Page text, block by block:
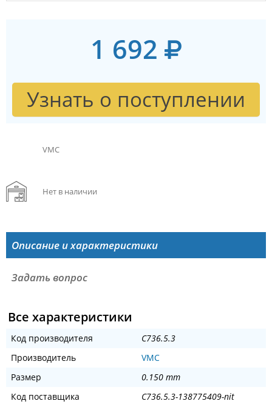
1 692
Узнать о поступлении
VMC
Нет в наличии
Описание и характеристики
Задать вопрос
Все характеристики
Код производителя
C736.5.3
Производитель
VMC
Размер
0.150 mm
Код поставщика
C736.5.3-138775409-nit